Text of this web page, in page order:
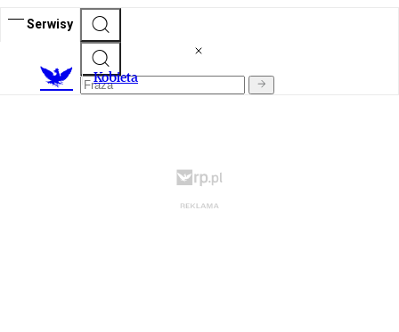
Serwisy
Kobieta